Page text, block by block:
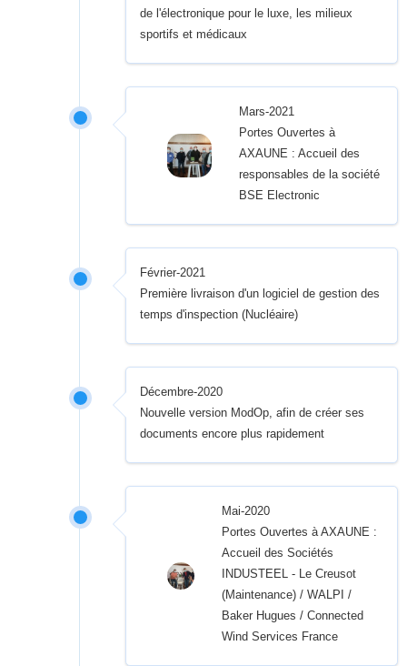
de l'électronique pour le luxe, les milieux
sportifs et médicaux
Mars-2021
Portes Ouvertes à
AXAUNE : Accueil des
responsables de la société
BSE Electronic
Février-2021
Première livraison d'un logiciel de gestion des
temps d'inspection (Nucléaire)
Décembre-2020
Nouvelle version ModOp, afin de créer ses
documents encore plus rapidement
Mai-2020
Portes Ouvertes à AXAUNE :
Accueil des Sociétés
INDUSTEEL - Le Creusot
(Maintenance) / WALPI /
Baker Hugues / Connected
Wind Services France